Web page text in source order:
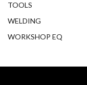
TOOLS
WELDING
WORKSHOP EQ